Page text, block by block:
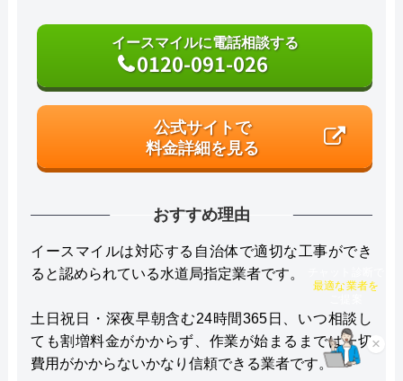
イースマイルに電話相談する
0120-091-026
公式サイトで
料金詳細を見る
おすすめ理由
イースマイルは対応する自治体で適切な工事ができ
ると認められている水道局指定業者です。
土日祝日・深夜早朝含む24時間365日、いつ相談し
ても割増料金がかからず、作業が始まるまでは一切
費用がかからないかなり信頼できる業者です。
×
チャット診断で
最適な業者を